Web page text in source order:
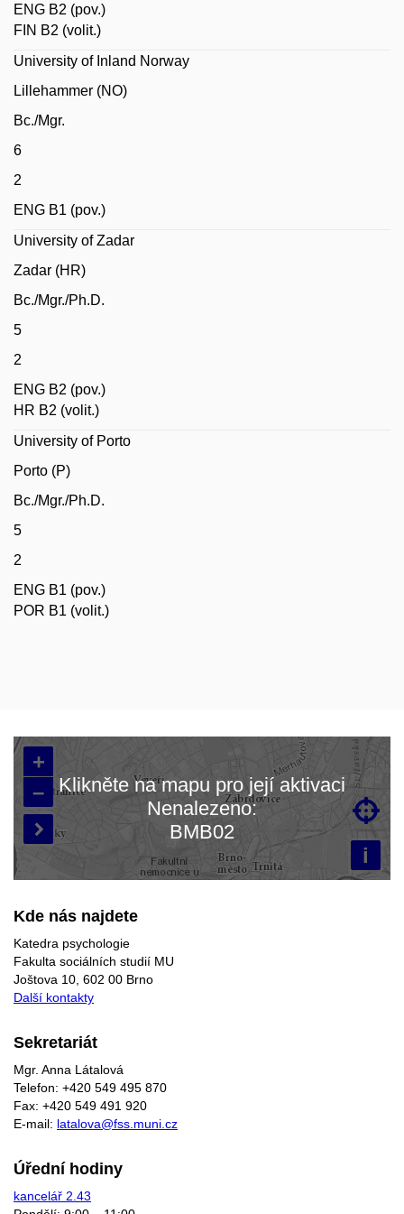
ENG B2 (pov.)
FIN B2 (volit.)
University of Inland Norway
Lillehammer (NO)
Bc./Mgr.
6
2
ENG B1 (pov.)
University of Zadar
Zadar (HR)
Bc./Mgr./Ph.D.
5
2
ENG B2 (pov.)
HR B2 (volit.)
University of Porto
Porto (P)
Bc./Mgr./Ph.D.
5
2
ENG B1 (pov.)
POR B1 (volit.)
Načítám mapu…
+
–
i


Klikněte na mapu pro její aktivaci
Nenalezeno:
BMB02
Kde nás najdete
Katedra psychologie
Fakulta sociálních studií MU
Joštova 10, 602 00 Brno
Další kontakty
Sekretariát
Mgr. Anna Látalová
Telefon: +420 549 495 870
Fax: +420 549 491 920
E-mail: latalova@fss.muni.cz
Úřední hodiny
kancelář 2.43